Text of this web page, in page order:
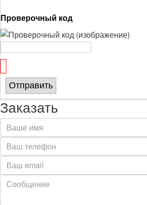
Проверочный код
Отправить
Заказать